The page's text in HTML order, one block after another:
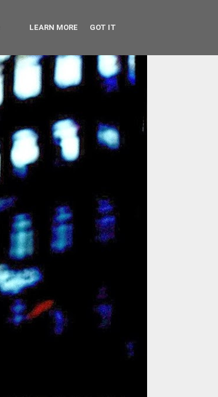
LEARN MORE GOT IT